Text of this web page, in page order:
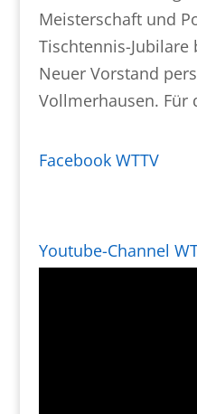
Meisterschaft und
Tischtennis-Jubilare
Neuer Vorstand
Vollmerhausen. Für
Facebook WTTV
Youtube-Channel